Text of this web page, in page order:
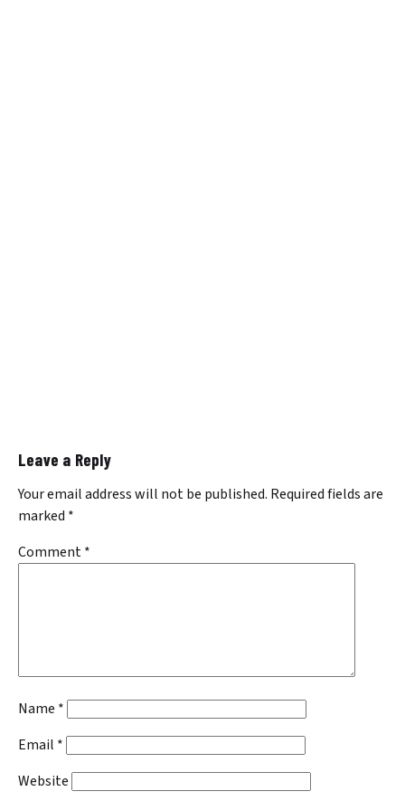
Leave a Reply
Your email address will not be published. Required fields are
marked *
Comment*
Name *
Email *
Website